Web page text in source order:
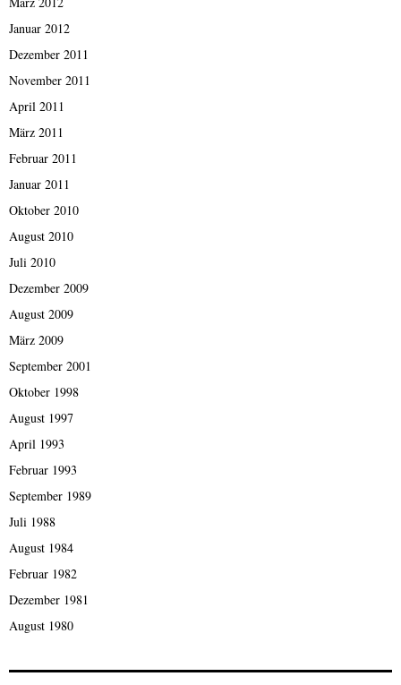
Januar 2012
Dezember 2011
November 2011
April 2011
März 2011
Februar 2011
Januar 2011
Oktober 2010
August 2010
Juli 2010
Dezember 2009
August 2009
März 2009
September 2001
Oktober 1998
August 1997
April 1993
Februar 1993
September 1989
Juli 1988
August 1984
Februar 1982
Dezember 1981
August 1980